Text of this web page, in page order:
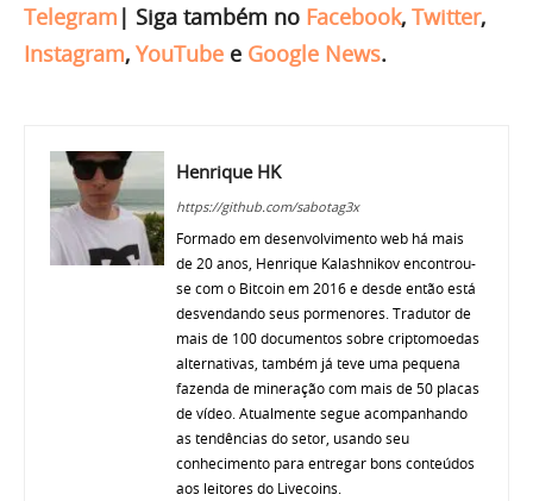
Telegram | Siga também no Facebook, Twitter,
Instagram, YouTube e Google News.
Henrique HK
https://github.com/sabotag3x
Formado em desenvolvimento web há mais
de 20 anos, Henrique Kalashnikov encontrou-
se com o Bitcoin em 2016 e desde então está
desvendando seus pormenores. Tradutor de
mais de 100 documentos sobre criptomoedas
alternativas, também já teve uma pequena
fazenda de mineração com mais de 50 placas
de vídeo. Atualmente segue acompanhando
as tendências do setor, usando seu
conhecimento para entregar bons conteúdos
aos leitores do Livecoins.